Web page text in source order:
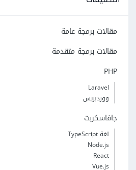
مقالات برمجة عامة
مقالات برمجة متقدمة
PHP
Laravel
ووردبريس
جافاسكربت
لغة TypeScript
Node.js
React
Vue.js